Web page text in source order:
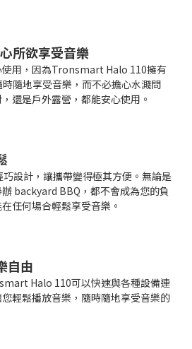
所欲享受音樂
使用，因為Tronsmart Halo 110擁有
隨地享受音樂，而不必擔心水濺問
還是戶外露營，都能安心使用。
設計，讓攜帶變得極其方便。無論是
backyard BBQ，都不會成為您的負
任何場合輕鬆享受音樂。
自由
Halo 110可以快速與各種設備連
輕鬆播放音樂，隨時隨地享受音樂的